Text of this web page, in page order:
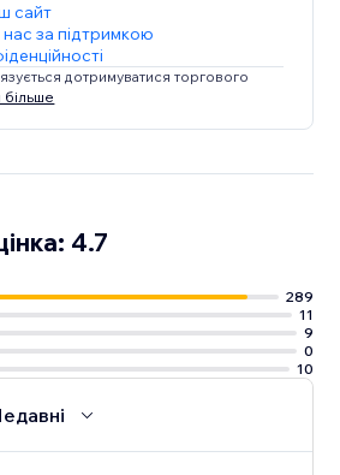
сайт
нас за підтримкою
дотримуватися торгового
більше
4.7
289
11
9
0
10